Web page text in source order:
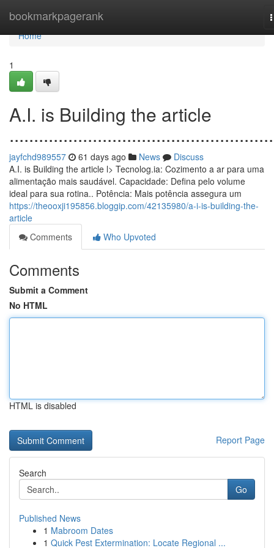
bookmarkpagerank
Home
Home
1
A.I. is Building the article
jayfchd989557 61 days ago News
Discuss
A.I. is Building the article l> Tecnolog.ia: Cozimento a ar para uma
alimentação mais saudável. Capacidade: Defina pelo volume
ideal para sua rotina.. Potência: Mais potência assegura um
https://theooxji195856.bloggip.com/42135980/a-i-is-building-the-
article
Comments
Who Upvoted
Comments
Submit a Comment
No HTML
HTML is disabled
Report Page
Search
Go
Published News
1 Mabroom Dates
1 Quick Pest Extermination: Locate Regional ...